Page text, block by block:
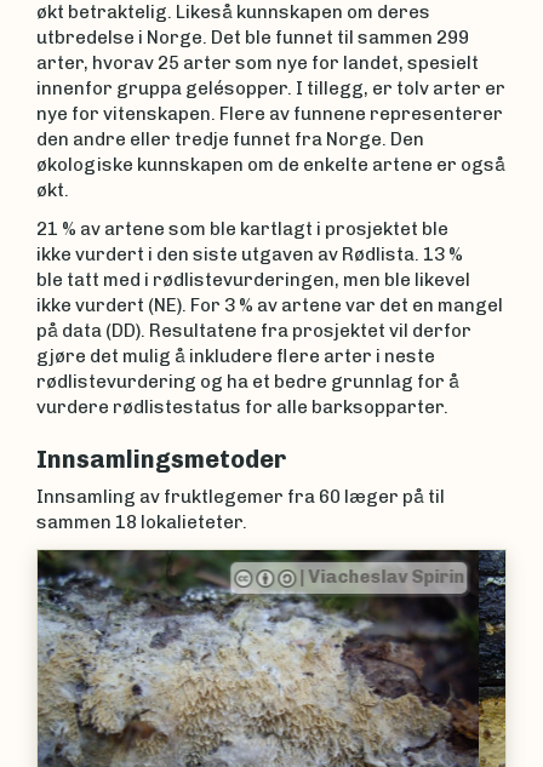
økt betraktelig. Likeså kunnskapen om deres
utbredelse i Norge. Det ble funnet til sammen 299
arter, hvorav 25 arter som nye for landet, spesielt
innenfor gruppa gelésopper. I tillegg, er tolv arter er
nye for vitenskapen. Flere av funnene representerer
den andre eller tredje funnet fra Norge. Den
økologiske kunnskapen om de enkelte artene er også
økt.
21 % av artene som ble kartlagt i prosjektet ble
ikke vurdert i den siste utgaven av Rødlista. 13 %
ble tatt med i rødlistevurderingen, men ble likevel
ikke vurdert (NE). For 3 % av artene var det en mangel
på data (DD). Resultatene fra prosjektet vil derfor
gjøre det mulig å inkludere flere arter i neste
rødlistevurdering og ha et bedre grunnlag for å
vurdere rødlistestatus for alle barksopparter.
Innsamlingsmetoder
Innsamling av fruktlegemer fra 60 læger på til
sammen 18 lokalieteter.
|Viacheslav Spirin